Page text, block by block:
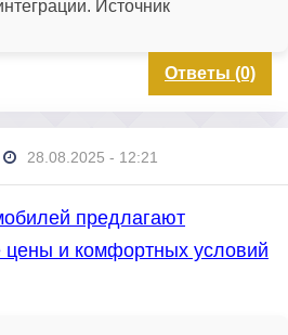
Источник
Ответы (0)
28.08.2025 - 12:21
предлагают
цены и комфортных условий